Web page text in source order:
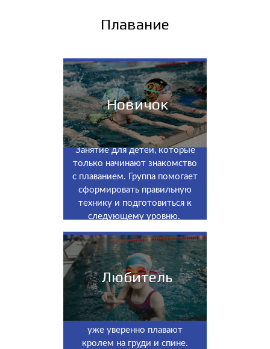
Плавание
Новичок
Занятие для детей, которые
только начинают знакомство
с плаванием. Группа помогает
сформировать правильную
технику и подготовиться к
следующему уровню.
Любитель
Занятие для детей, которые
уже уверенно плавают
кролем на груди и спине.